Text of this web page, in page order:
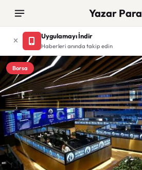
Yazar Para
Uygulamayı İndir
Haberleri anında takip edin
Borsa